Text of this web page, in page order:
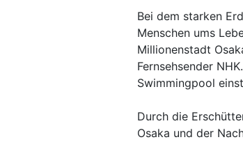
Bei dem starken
Menschen ums
Millionenstadt
Fernsehsender
Swimmingpool
Durch die
Osaka und der